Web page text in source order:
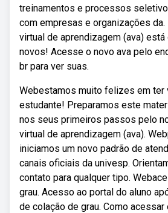
treinamentos e processos
com empresas e organizações
virtual de aprendizagem (ava)
novos! Acesse o novo ava pelo
br para ver suas.
Webestamos muito felizes em ter
estudante! Preparamos este
nos seus primeiros passos pelo
virtual de aprendizagem (ava).
iniciamos um novo padrão de
canais oficiais da univesp.
contato para qualquer tipo.
grau. Acesso ao portal do aluno
de colação de grau. Como